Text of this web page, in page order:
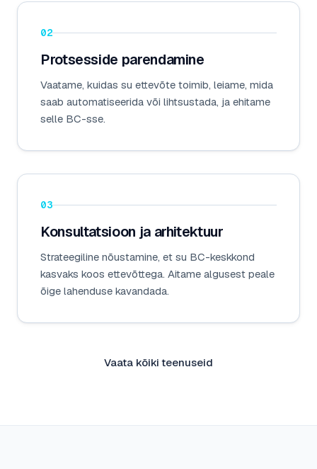
02
Protsesside parendamine
Vaatame, kuidas su ettevõte toimib, leiame, mida
saab automatiseerida või lihtsustada, ja ehitame
selle BC-sse.
03
Konsultatsioon ja arhitektuur
Strateegiline nõustamine, et su BC-keskkond
kasvaks koos ettevõttega. Aitame algusest peale
õige lahenduse kavandada.
Vaata kõiki teenuseid